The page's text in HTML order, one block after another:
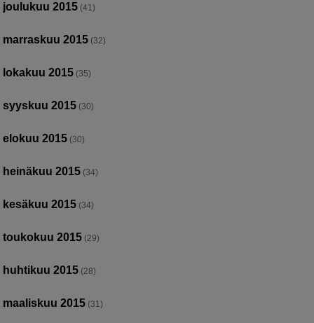
joulukuu 2015 (41)
marraskuu 2015 (32)
lokakuu 2015 (35)
syyskuu 2015 (30)
elokuu 2015 (30)
heinäkuu 2015 (34)
kesäkuu 2015 (34)
toukokuu 2015 (29)
huhtikuu 2015 (28)
maaliskuu 2015 (31)